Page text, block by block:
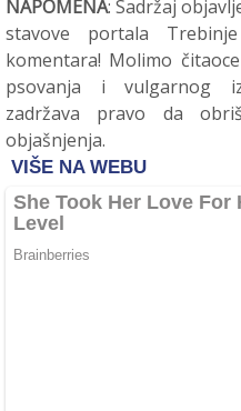
NAPOMENA: Sadržaj
stavove portala
komentara! Molimo
psovanja i vulgarnog
zadržava pravo da
objašnjenja.